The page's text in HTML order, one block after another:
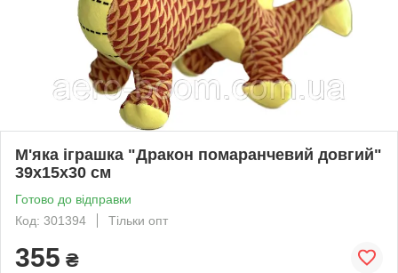
М'яка іграшка "Дракон помаранчевий довгий"
39х15х30 см
Готово до відправки
Код: 301394
Тільки опт
355 ₴